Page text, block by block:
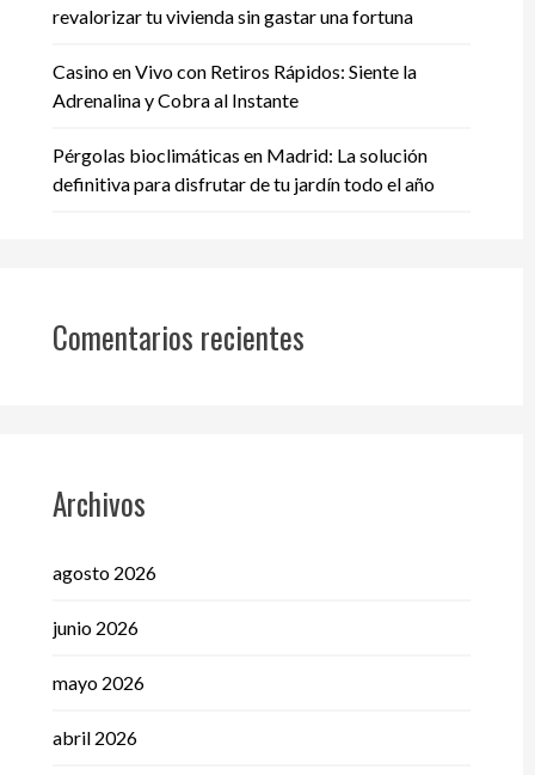
revalorizar tu vivienda sin gastar una fortuna
Casino en Vivo con Retiros Rápidos: Siente la
Adrenalina y Cobra al Instante
Pérgolas bioclimáticas en Madrid: La solución
definitiva para disfrutar de tu jardín todo el año
Comentarios recientes
Archivos
agosto 2026
junio 2026
mayo 2026
abril 2026